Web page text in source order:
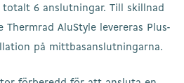
6 anslutningar. Till skillnad
AluStyle levereras Plus-
på mittbasanslutningarna.